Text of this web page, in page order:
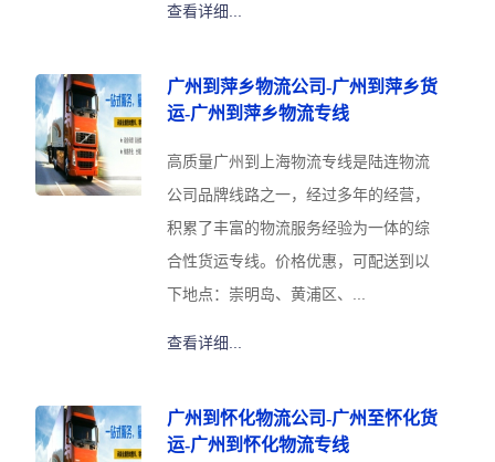
查看详细...
广州到萍乡物流公司-广州到萍乡货
运-广州到萍乡物流专线
高质量广州到上海物流专线是陆连物流
公司品牌线路之一，经过多年的经营，
积累了丰富的物流服务经验为一体的综
合性货运专线。价格优惠，可配送到以
下地点：崇明岛、黄浦区、...
查看详细...
广州到怀化物流公司-广州至怀化货
运-广州到怀化物流专线